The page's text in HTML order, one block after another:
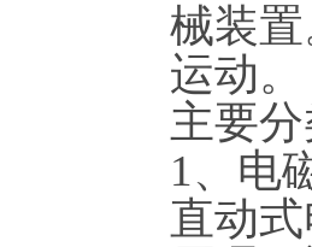
械装
运动。
主要
1、电
直动